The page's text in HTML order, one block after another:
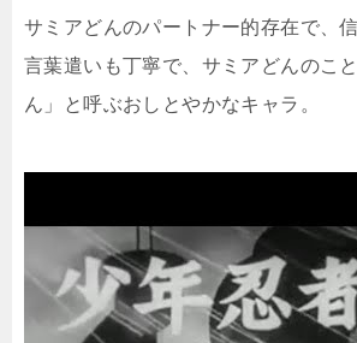
サミアどんのパートナー的存在で、
言葉遣いも丁寧で、サミアどんのこ
ん」と呼ぶおしとやかなキャラ。